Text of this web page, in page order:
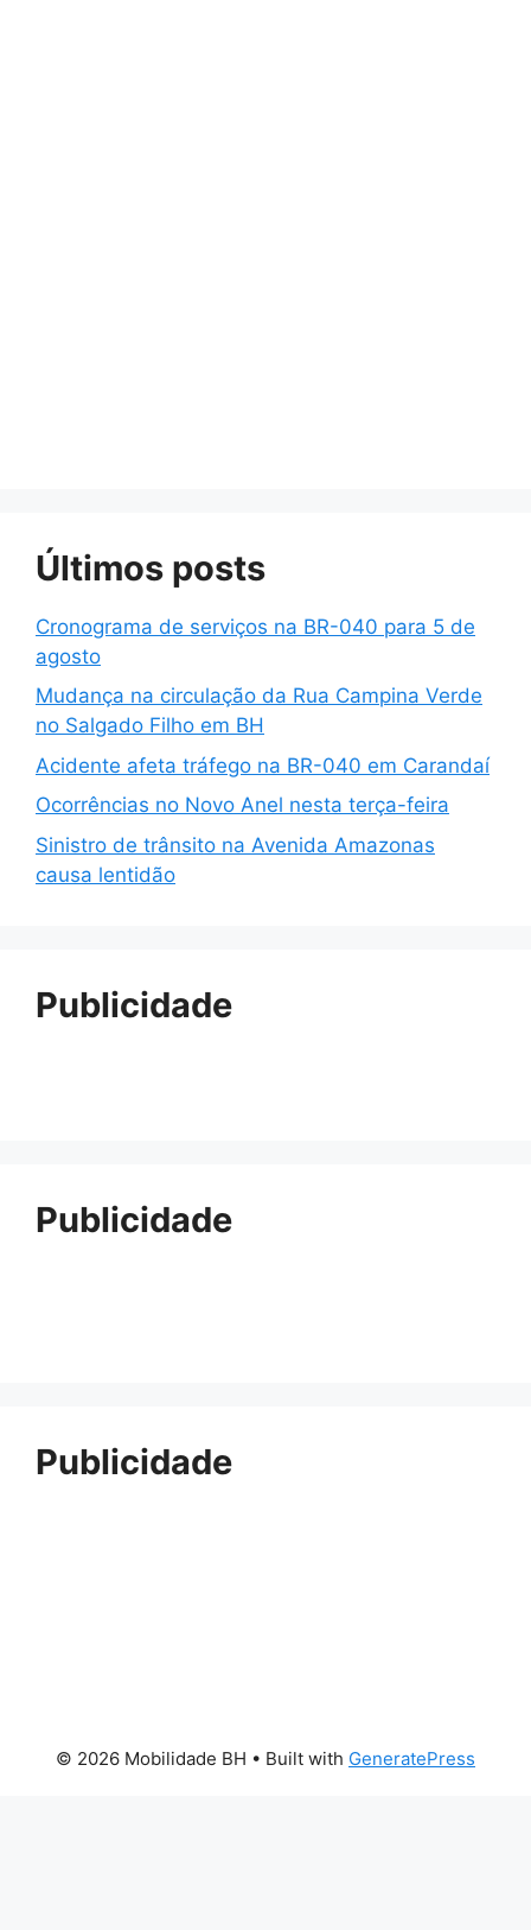
Últimos posts
Cronograma de serviços na BR-040 para 5 de
agosto
Mudança na circulação da Rua Campina Verde
no Salgado Filho em BH
Acidente afeta tráfego na BR-040 em Carandaí
Ocorrências no Novo Anel nesta terça-feira
Sinistro de trânsito na Avenida Amazonas
causa lentidão
Publicidade
Publicidade
Publicidade
© 2026 Mobilidade BH • Built with GeneratePress